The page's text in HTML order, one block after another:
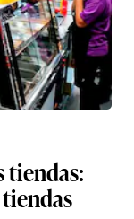
tiendas: